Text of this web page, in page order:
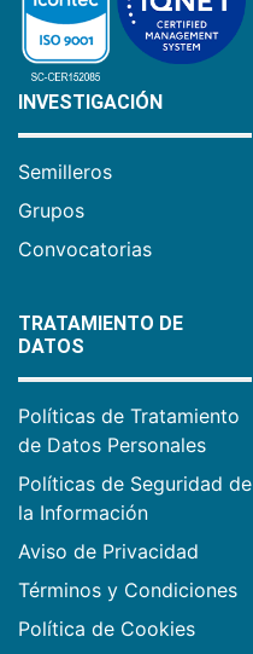
INVESTIGACIÓN
Semilleros
Grupos
Convocatorias
TRATAMIENTO DE
DATOS
Políticas de Tratamiento
de Datos Personales
Políticas de Seguridad de
la Información
Aviso de Privacidad
Términos y Condiciones
Política de Cookies